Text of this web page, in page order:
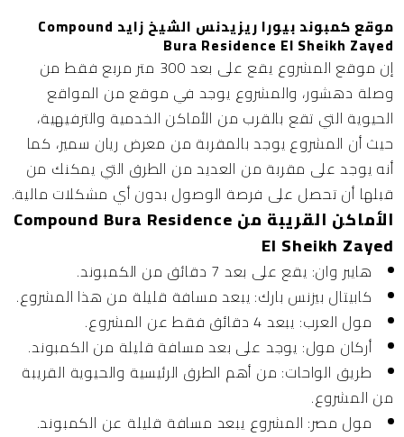
موقع كمبوند بيورا ريزيدنس الشيخ زايد Compound
Bura Residence El Sheikh Zayed
إن موقع المشروع يقع على بعد 300 متر مربع فقط من
وصلة دهشور، والمشروع يوجد في موقع من المواقع
الحيوية التي تقع بالقرب من الأماكن الخدمية والترفيهية،
حيث أن المشروع يوجد بالمقربة من معرض ريان سمير، كما
أنه يوجد على مقربة من العديد من الطرق التي يمكنك من
قبلها أن تحصل على فرصة الوصول بدون أي مشكلات مالية.
الأماكن القريبة من Compound Bura Residence
El Sheikh Zayed
هايبر وان: يقع على بعد 7 دقائق من الكمبوند.
كابيتال بيزنس بارك: يبعد مسافة قليلة من هذا المشروع.
مول العرب: يبعد 4 دقائق فقط عن المشروع.
أركان مول: يوجد على بعد مسافة قليلة من الكمبوند.
طريق الواحات: من أهم الطرق الرئيسية والحيوية القريبة
من المشروع.
مول مصر: المشروع يبعد مسافة قليلة عن الكمبوند.